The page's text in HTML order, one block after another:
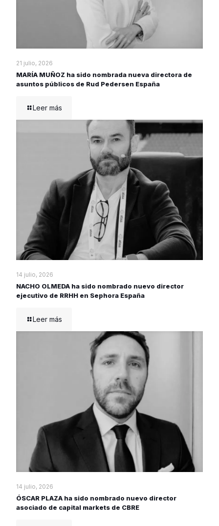
21 julio, 2026
MARÍA MUÑOZ ha sido nombrada nueva directora de
asuntos públicos de Rud Pedersen España
Leer más
14 julio, 2026
NACHO OLMEDA ha sido nombrado nuevo director
ejecutivo de RRHH en Sephora España
Leer más
14 julio, 2026
ÓSCAR PLAZA ha sido nombrado nuevo director
asociado de capital markets de CBRE